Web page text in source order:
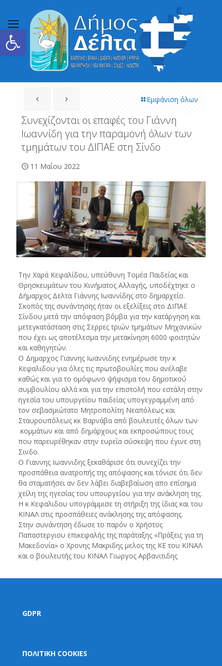
Ανοίξτε τη γραμμή εργαλείων
Εμφάνιση όλων
Συνεχίζονται οι επαφές του Γιάννη
Ιωαννίδη για την παραμονή όλων των
τμημάτων του ΔΙΠΑΕ στη Σίνδο
11 Μαΐου 2022
Την Χαρά Κεφαλίδου, υπεύθυνη Τομέα Παιδείας και
Θρησκευμάτων του Κινήματος Αλλαγής, υποδέχτηκε ο
Δήμαρχος Δελτα Γιάννης Ιωαννίδης στο δημαρχείο.
Σκοπός της συνάντησης ήταν οι εξελίξεις στο ΔΙΠΑΕ
Σίνδου μετά την απόφαση βόμβα για την κατάργηση και
μετεγκατάσταση στις Σερρες τριών τμημάτων Μηχανικών
που έχει ως αποτέλεσμα την μετακίνηση 6000 φοιτητών
και καθηγητών.
Ο Δημαρχος Γιαννης Ιωαννιδης ενημέρωσε την κ
Κεφαλιδου για όλες τις πρωτοβουλίες που ανέλαβε
καθώς και για το ομόφωνο ψήφισμα του δημοτικού
συμβουλίου αλλά και για την επιστολή που εστάλη στην
ηγεσία του υπουργείου παιδείας υπογεγραμμένη από
τον σεβασμιώτατο Μητροπολίτη Νεαπόλεως και
Σταυρουπόλεως κκ Βαρνάβα από βουλευτές όλων των
κομμάτων και από δημάρχους και εκπροσώπους τους
που παρευρέθηκαν στην ευρεία σύσκεψη που έγινε στη
Σινδο.
Ο Γιαννης Ιωαννιδης ξεκαθάρισε ότι συνεχίζει την
προσπάθεια ανατροπής της απόφασης και τόνισε ότι δεν
θα σταματήσει αν δεν λάβει διαβεβαίωση απο επίσημα
χείλη της ηγεσίας του υπουργείου για την ανάκληση της.
Η κ Κεφαλιδου υπογράμμισε τη στήριξη της ίδιας και του
ΚΙΝΑΛ στις προσπάθειες ανάκλησης της απόφασης.
Στην συνάντηση έδωσε το παρόν ο Χρήστος
Παπαστεργιου επικεφαλής της παράταξης «Πράξεις για τη
Μακεδονία» ο Χρονης Μακριδης μελος της ΚΕ του ΚΙΝΑΛ
και ο βουλευτής του ΚΙΝΑΛ Γιωργος Αρβανιτιδης
GDPR
ΠΟΛΙΤΙΚΗ COOKIES